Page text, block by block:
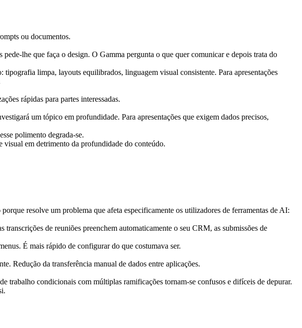
ou documentos.
lhe que faça o design. O Gamma pergunta o que quer comunicar e depois trata do
limpa, layouts equilibrados, linguagem visual consistente. Para apresentações
rápidas para partes interessadas.
um tópico em profundidade. Para apresentações que exigem dados precisos,
polimento degrada-se.
visual em detrimento da profundidade do conteúdo.
resolve um problema que afeta especificamente os utilizadores de ferramentas de AI:
de reuniões preenchem automaticamente o seu CRM, as submissões de
É mais rápido de configurar do que costumava ser.
Redução da transferência manual de dados entre aplicações.
condicionais com múltiplas ramificações tornam-se confusos e difíceis de depurar.